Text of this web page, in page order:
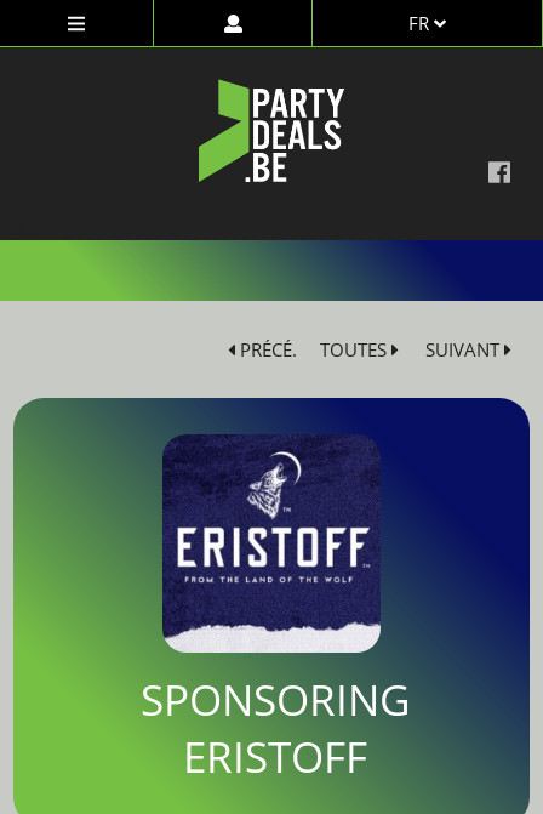
FR
PRÉCÉ. TOUTES SUIVANT
SPONSORING
ERISTOFF